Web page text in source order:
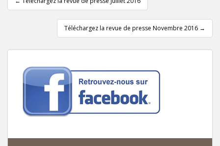
Téléchargez la revue de presse Novembre 2016 →